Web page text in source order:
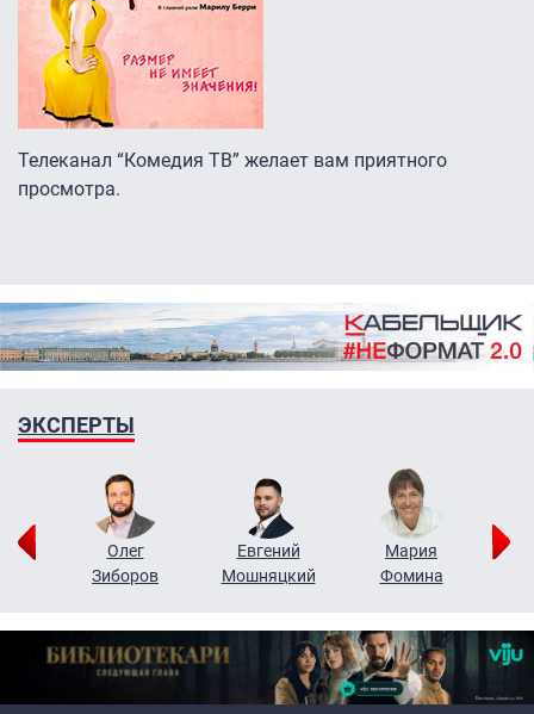
Телеканал “Комедия ТВ” желает вам приятного
просмотра.
ЭКСПЕРТЫ
Олег
Зиборов
Евгений
Мошняцкий
Мария
Фомина